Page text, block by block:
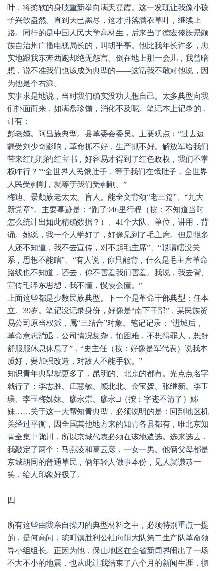
叶，将柔软的身肢重新举向满天霓霞。这一发现让我像小孩
子兴致盎然。直到天已黑尽，这才抖落满衣草叶，继续上
路。同行的是中国人民大学高材生，后来当了德宏傣族景颇
族自治州广播电视局长的，叫胡乎亭。他比我年长许多，忠
实地跟我东奔西跑却绝无怨言。倒在地上那一会儿，我曾暗
想，说不准我们也该成为典型的——这话我不敢对他说，因
为他是个右派。
实事求是地说，当时我们确实没功夫想自己。太多典型向我
们扑面而来，如满盘珍馐，消化不及呢。笔记本上记录的，
计有：
彭老嫫。阿昌族典型。县革委会委员。主要观点：“过去边
疆受刘少奇影响，革命抓不好，生产抓不好。解放军给我们
带来红彤彤的红宝书，好容易才得到了红色政权，我们不掌
权咋行？”“全世界人民饿肚子，等于我们在饿肚子，全世界
人民受剥削，就等于我们受剥削。”
梅迪。景颇族老太太。盲人。能全文背颂“老三篇”、“九大
新党章”。主要事迹是：“跑了946里行程（按：不知道当时
怎么统计出如此精确数据？）、41个大队、单位，讲用，背
诵。她说，我一个人学好了，好像见到了毛主席。但是很多
人还不知道，我不去宣传，对不起毛主席”、“眼睛瞎没关
系，思想不能瞎”、“有人说，你只能背，什么是毛主席革命
路线也不知道，还去，你不害羞我们害羞。我说，我去背、
宣传毛泽东思想，我不懂，慢慢会懂。”
上面这些都是少数民族典型。下一个是革命干部典型：任本
立。39岁。笔记没记录身份，好像是“南下干部”，某民族贸
易公司原当权派，属“三结合”对象。笔记记录：“进城后，
革命意志消退，公司情况复杂，怕困难，不想得罪人，想舒
舒服服休息休息了”，“史主任（按：好像是军代表）说我本
质好，要加强改造，对敌人不能手软。”
知识青年典型就更多了，昆明的、北京的都有。光点点名字
就行了：李志胜、庄慧敏、顾北北、金宝媛、张继新、李玉
璞、李玉梅姊妹、廖永崇、廖永□（按：字迹不清了）姊
妹……关于这一大帮知青典型，必须说明的是：回到地区机
关经过平衡，因全国其他地方来的知青各县都有，唯北京知
青全集中陇川，所以京城代表必须在该地遴选。选来选去，
我敲定了两个：马燕凌和葛云彦，一女一男。他俩父母都是
京城胡同的普通草民，俩年轻人做事本份，见人就谦恭一
笑，给人印象好极了。
四
所有这些由我亲自操刀的典型材料之中，必须特别重点一提
的，是何高问：畹町镇胜利公社向阳大队第二生产队革命领
导小组组长。正因为他，保山地区在全省新闻界闹出了一场
不大不小的地震，也从此让我结束了八个月的新闻生涯，彻